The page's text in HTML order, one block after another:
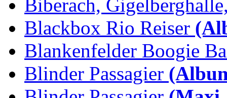
Biberach,
Blackbox Rio Reiser
Blankenfelder Boogie
Blinder Passagier